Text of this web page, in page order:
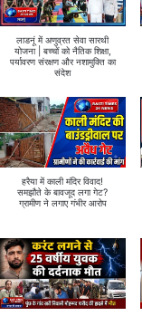
लाडनूं में अणुव्रत सेवा सारथी
योजना | बच्चों को नैतिक शिक्षा,
पर्यावरण संरक्षण और नशामुक्ति का
संदेश
हरैया में काली मंदिर विवाद!
समझौते के बावजूद लगा गेट?
ग्रामीण ने लगाए गंभीर आरोप